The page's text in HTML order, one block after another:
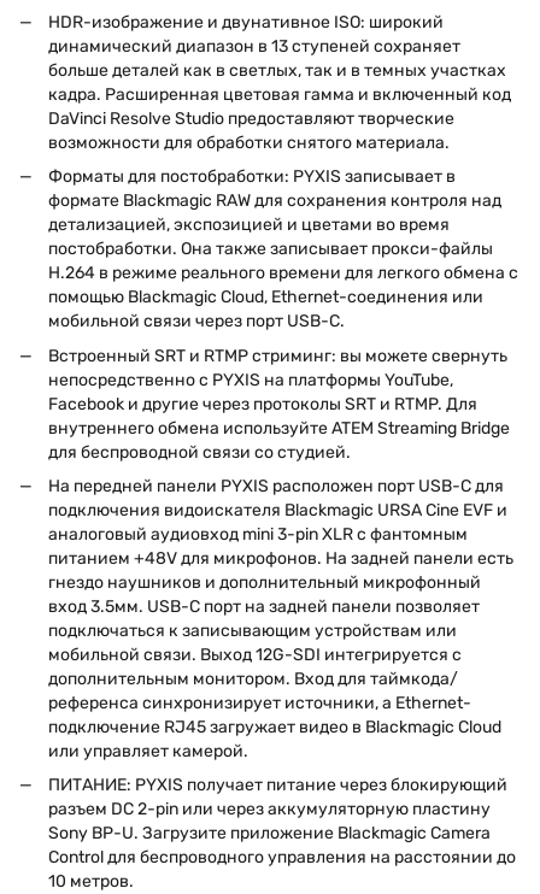
HDR-изображение и двунативное ISO: широкий
динамический диапазон в 13 ступеней сохраняет
больше деталей как в светлых, так и в темных участках
кадра. Расширенная цветовая гамма и включенный код
DaVinci Resolve Studio предоставляют творческие
возможности для обработки снятого материала.
Форматы для постобработки: PYXIS записывает в
формате Blackmagic RAW для сохранения контроля над
детализацией, экспозицией и цветами во время
постобработки. Она также записывает прокси-файлы
H.264 в режиме реального времени для легкого обмена с
помощью Blackmagic Cloud, Ethernet-соединения или
мобильной связи через порт USB-C.
Встроенный SRT и RTMP стриминг: вы можете свернуть
непосредственно с PYXIS на платформы YouTube,
Facebook и другие через протоколы SRT и RTMP. Для
внутреннего обмена используйте ATEM Streaming Bridge
для беспроводной связи со студией.
На передней панели PYXIS расположен порт USB-C для
подключения видоискателя Blackmagic URSA Cine EVF и
аналоговый аудиовход mini 3-pin XLR с фантомным
питанием +48V для микрофонов. На задней панели есть
гнездо наушников и дополнительный микрофонный
вход 3.5мм. USB-C порт на задней панели позволяет
подключаться к записывающим устройствам или
мобильной связи. Выход 12G-SDI интегрируется с
дополнительным монитором. Вход для таймкода/
референса синхронизирует источники, а Ethernet-
подключение RJ45 загружает видео в Blackmagic Cloud
или управляет камерой.
ПИТАНИЕ: PYXIS получает питание через блокирующий
разъем DC 2-pin или через аккумуляторную пластину
Sony BP-U. Загрузите приложение Blackmagic Camera
Control для беспроводного управления на расстоянии до
10 метров.